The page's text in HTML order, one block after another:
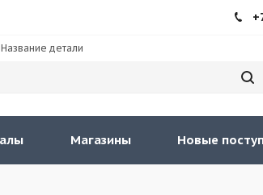
Название детали
Магазины Новые